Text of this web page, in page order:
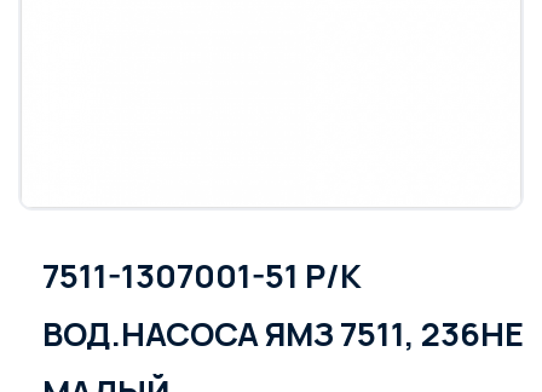
7511-1307001-51 Р/К
ВОД.НАСОСА ЯМЗ 7511, 236НЕ